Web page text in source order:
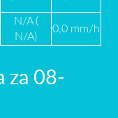
N/A (
N/A)
0,0 mm/h
za 08-